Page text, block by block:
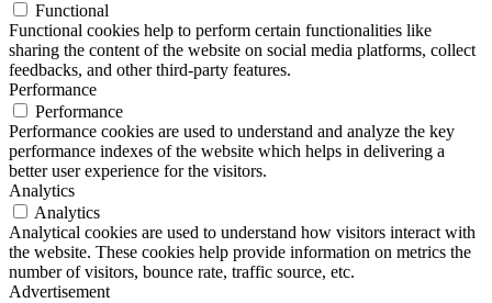
Functional
Functional cookies help to perform certain functionalities like
sharing the content of the website on social media platforms, collect
feedbacks, and other third-party features.
Performance
Performance
Performance cookies are used to understand and analyze the key
performance indexes of the website which helps in delivering a
better user experience for the visitors.
Analytics
Analytics
Analytical cookies are used to understand how visitors interact with
the website. These cookies help provide information on metrics the
number of visitors, bounce rate, traffic source, etc.
Advertisement